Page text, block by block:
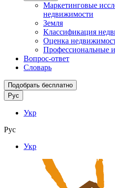
Маркетинговые
недвижимости
Земля
Классификация
Оценка
Профессиональные
Вопрос-ответ
Словарь
Подобрать бесплатно
Рус
Укр
Рус
Укр